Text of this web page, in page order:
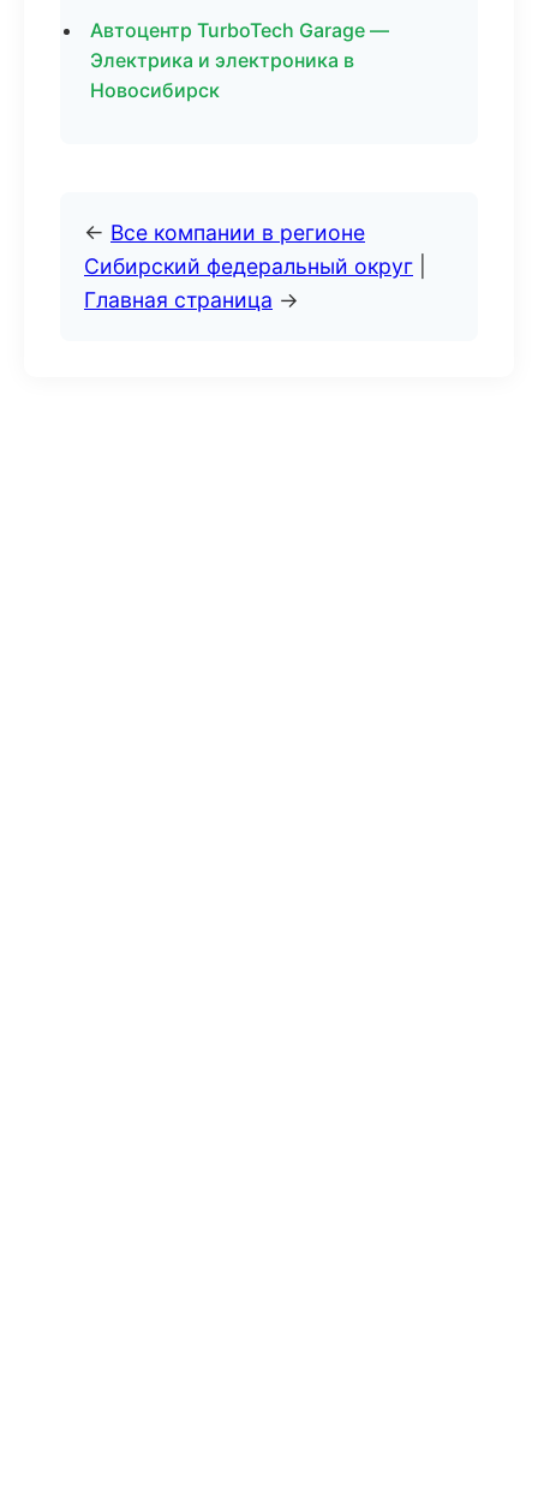
Автоцентр TurboTech Garage —
Электрика и электроника в
Новосибирск
← Все компании в регионе
Сибирский федеральный округ
Главная страница →